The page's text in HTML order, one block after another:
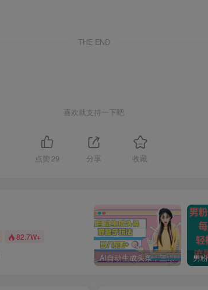
THE END
喜欢就支持一下吧
点赞 29 分享 收藏
82.7W+
AI自动生成头条，三天必起号，三分钟轻松发布内容，复制粘贴，保姆级教…